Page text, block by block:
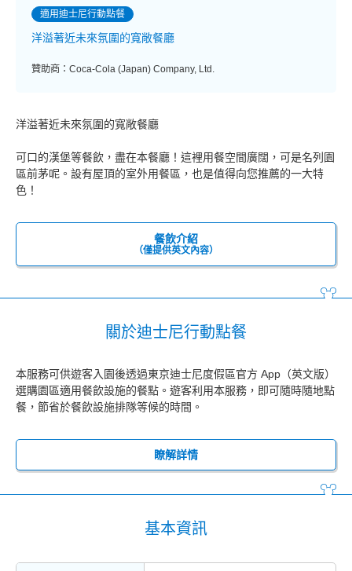
適用迪士尼行動點餐
洋溢著近未來氛圍的寬敞餐廳
贊助商：Coca-Cola (Japan) Company, Ltd.
洋溢著近未來氛圍的寬敞餐廳
可口的漢堡等餐飲，盡在本餐廳！這裡用餐空間廣闊，可是名列園
區前茅呢。設有屋頂的室外用餐區，也是值得向您推薦的一大特
色！
餐飲介紹
（僅提供英文內容）
關於迪士尼行動點餐
本服務可供遊客入園後透過東京迪士尼度假區官方 App（英文版）
選購園區適用餐飲設施的餐點。遊客利用本服務，即可隨時隨地點
餐，節省於餐飲設施排隊等候的時間。
瞭解詳情
基本資訊